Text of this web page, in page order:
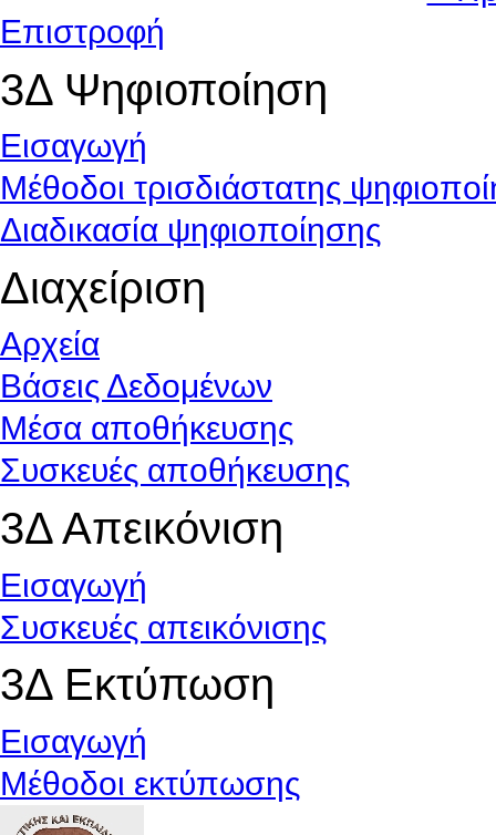
Επιστροφή
3Δ Ψηφιοποίηση
Εισαγωγή
Μέθοδοι τρισδιάστατης
Διαδικασία ψηφιοποίησης
Διαχείριση
Αρχεία
Βάσεις Δεδομένων
Μέσα αποθήκευσης
Συσκευές αποθήκευσης
3Δ Απεικόνιση
Εισαγωγή
Συσκευές απεικόνισης
3Δ Εκτύπωση
Εισαγωγή
Μέθοδοι εκτύπωσης